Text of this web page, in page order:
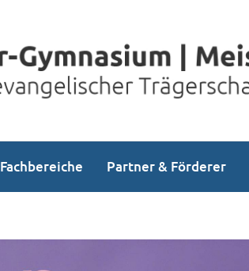
Fachbereiche Partner & Förderer